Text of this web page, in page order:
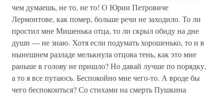
чем думаешь, не то, не то! О Юрии Петровиче
Лермонтове, как помер, больше речи не заходило. То ли
простил мне Мишенька отца, то ли скрыл обиду на дне
души — не знаю. Хотя если подумать хорошенько, то и в
нынешнем разладе мелькнула отцова тень, как это мне
раньше в голову не пришло? Но давай лучше по порядку,
а то я все путаюсь. Беспокойно мне чего-то. А вроде бы
чего беспокоиться? Со стихами на смерть Пушкина